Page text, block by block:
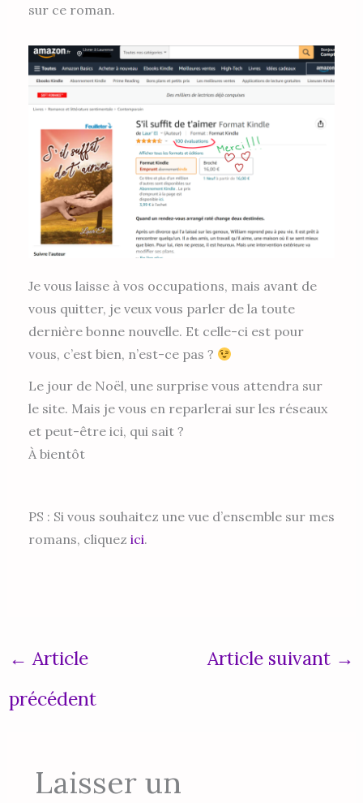
sur ce roman.
Je vous laisse à vos occupations, mais avant de
vous quitter, je veux vous parler de la toute
dernière bonne nouvelle. Et celle-ci est pour
vous, c’est bien, n’est-ce pas ?
Le jour de Noël, une surprise vous attendra sur
le site. Mais je vous en reparlerai sur les réseaux
et peut-être ici, qui sait ?
À bientôt
PS : Si vous souhaitez une vue d’ensemble sur mes
romans, cliquez ici.
← Article
précédent
Article suivant →
Laisser un